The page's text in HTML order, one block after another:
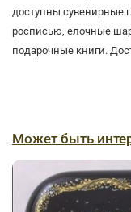
доступны сувенирные
росписью, елочные
подарочные книги.
Может быть